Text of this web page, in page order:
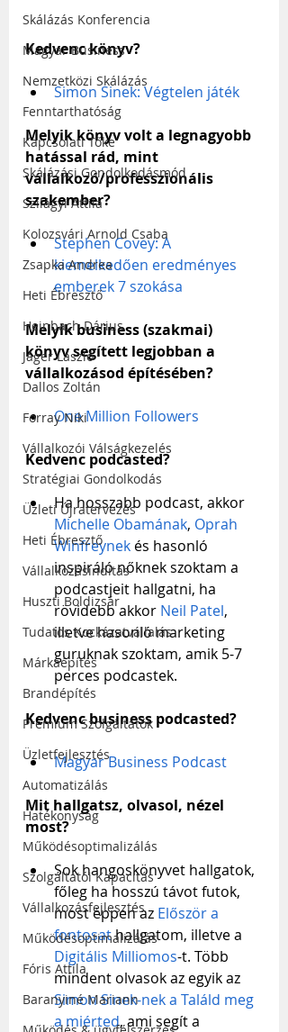
Skálázás Konferencia
Magyar Business
Nemzetközi Skálázás
Fenntarthatóság
Kapcsolati Tőke
Skálázási Gondolkodásmód
Szilágyi Attila
Kolozsvári Arnold Csaba
Zsapka Andrea
Heti Ébresztő
Heinbach Dárius
Jáger László
Dallos Zoltán
Forray Niki
Vállalkozói Válságkezelés
Stratégiai Gondolkodás
Üzleti Újratervezés
Heti Ébresztő
Vállalkozásindítás
Huszti Boldizsár
Tudatos Kockázatvállalás
Márkaépítés
Brandépítés
Prémium Szolgáltatók
Üzletfejlesztés
Automatizálás
Hatékonyság
Működésoptimalizálás
Szolgáltatói Kapacitás
Vállalkozásfejlesztés
Működésoptimalizálás
Fóris Attila
Baranyiné Mariann
Kedvenc könyv?
Simon Sinek: Végtelen játék
Melyik könyv volt a legnagyobb
hatással rád, mint
vállalkozó/professzionális
szakember?
Stephen Covey: A
kiemelkedően eredményes
emberek 7 szokása
Melyik business (szakmai)
könyv segített legjobban a
vállalkozásod építésében?
One Million Followers
Kedvenc podcasted?
Ha hosszabb podcast, akkor
Michelle Obamának, Oprah
Winfreynek és hasonló
inspiráló nőknek szoktam a
podcastjeit hallgatni, ha
rövidebb akkor Neil Patel,
illetve hasonló marketing
guruknak szoktam, amik 5-7
perces podcastek.
Kedvenc business podcasted?
Magyar Business Podcast
Mit hallgatsz, olvasol, nézel
most?
Sok hangoskönyvet hallgatok,
főleg ha hosszú távot futok,
most éppen az Először a
fontosat hallgatom, illetve a
Digitális Milliomos-t. Több
mindent olvasok az egyik az
Simon Sinek-nek a Találd meg
a miérted, ami segít a